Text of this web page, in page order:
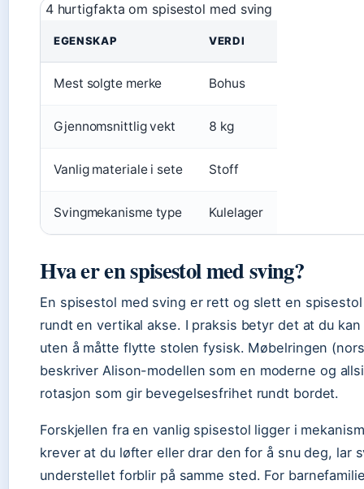
4 hurtigfakta om spisestol med sving
EGENSKAP VERDI
Mest solgte merke Bohus
Gjennomsnittlig vekt 8 kg
Vanlig materiale i sete Stoff
Svingmekanisme type Kulelager
Hva er en spisestol med sving?
En spisestol med sving er rett og slett en
rundt en vertikal akse. I praksis betyr det at du
uten å måtte flytte stolen fysisk. Møbelringen
beskriver Alison-modellen som en moderne og
rotasjon som gir bevegelsesfrihet rundt bordet.
Forskjellen fra en vanlig spisestol ligger i
krever at du løfter eller drar den for å snu deg, lar
understellet forblir på samme sted. For